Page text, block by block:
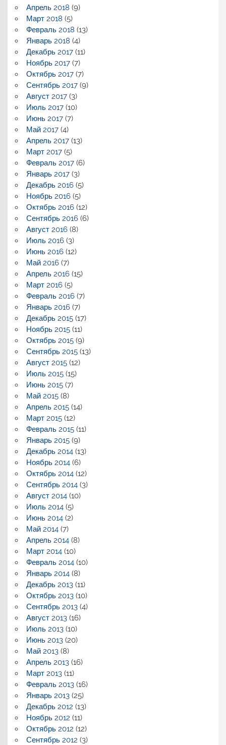
Апрель 2018 (9)
Март 2018 (5)
Февраль 2018 (13)
Январь 2018 (4)
Декабрь 2017(11)
Ноябрь 2017(7)
Октябрь 2017(7)
Сентябрь 2017(9)
Август 2017(3)
Июль 2017(10)
Июнь 2017(7)
Май 2017(4)
Апрель 2017(13)
Март 2017(5)
Февраль 2017(6)
Январь 2017(3)
Декабрь 2016(5)
Ноябрь 2016(5)
Октябрь 2016(12)
Сентябрь 2016(6)
Август 2016(8)
Июль 2016(3)
Июнь 2016(12)
Май 2016(7)
Апрель 2016(15)
Март 2016(5)
Февраль 2016(7)
Январь 2016(7)
Декабрь 2015(17)
Ноябрь 2015(11)
Октябрь 2015(9)
Сентябрь 2015(13)
Август 2015(12)
Июль 2015(15)
Июнь 2015(7)
Май 2015(8)
Апрель 2015(14)
Март 2015(12)
Февраль 2015(11)
Январь 2015(9)
Декабрь 2014(13)
Ноябрь 2014(6)
Октябрь 2014(12)
Сентябрь 2014(3)
Август 2014(10)
Июль 2014(5)
Июнь 2014(2)
Май 2014(7)
Апрель 2014(8)
Март 2014(10)
Февраль 2014(10)
Январь 2014(8)
Декабрь 2013(11)
Октябрь 2013(10)
Сентябрь 2013(4)
Август 2013(16)
Июль 2013(10)
Июнь 2013(20)
Май 2013(8)
Апрель 2013(16)
Март 2013(11)
Февраль 2013(16)
Январь 2013(25)
Декабрь 2012 (13)
Ноябрь 2012 (11)
Октябрь 2012 (12)
Сентябрь 2012 (3)